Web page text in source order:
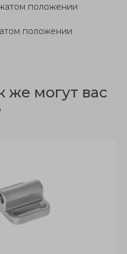
положении
положении
же могут вас